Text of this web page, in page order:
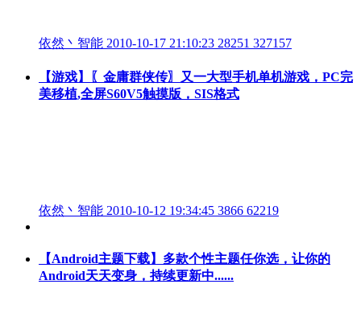
依然丶智能 2010-10-17 21:10:23 28251 327157
【游戏】〖金庸群侠传〗又一大型手机单机游戏，PC完
美移植,全屏S60V5触摸版，SIS格式
依然丶智能 2010-10-12 19:34:45 3866 62219
【Android主题下载】多款个性主题任你选，让你的
Android天天变身，持续更新中......